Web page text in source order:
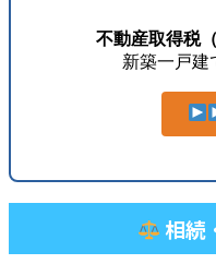
不動産取得税
新築一戸建
相続